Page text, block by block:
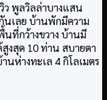
ว พูลวิลล่าบางแสน
เลย บ้านพักมีความ
นที่กว้างขวาง บ้านมี
สูงสุด 10 ท่าน สบายตา
ห่างทะเล 4 กิโลเมตร